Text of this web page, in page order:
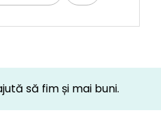
să fim și mai buni.